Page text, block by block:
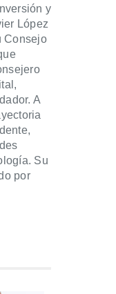
y
López
Consejo
A
Su
por